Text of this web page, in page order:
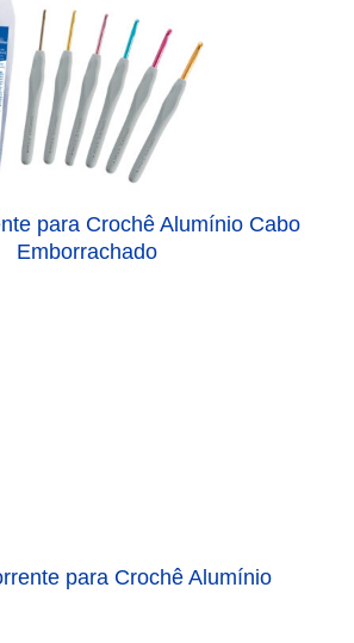
para Crochê Alumínio Cabo
Emborrachado
para Crochê Alumínio